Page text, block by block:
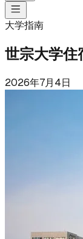
大学指南
世宗大学住
2026年7月4日